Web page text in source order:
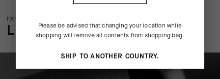
PANORAMICA SULLA TECNOLOGIA
LE PARTICOLARITÀ
Please be advised that changing your location while
shopping will remove all contents from shopping bag.
SHIP TO ANOTHER COUNTRY.